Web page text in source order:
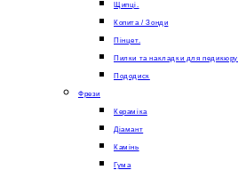
Щипці.
Копита / Зонди
Пінцет.
Пилки та накладки для педикюру
Пододиск
Фрези
Кераміка
Діамант
Камінь
Гума